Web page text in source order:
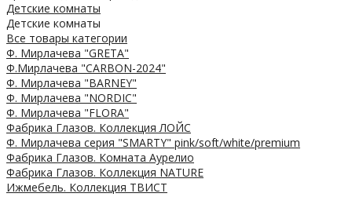
Детские комнаты
Детские комнаты
Все товары категории
Ф. Мирлачева "GRETA"
Ф.Мирлачева "CARBON-2024"
Ф. Мирлачева "BARNEY"
Ф. Мирлачева "NORDIC"
Ф. Мирлачева "FLORA"
Фабрика Глазов. Коллекция ЛОЙС
Ф. Мирлачева серия "SMARTY" pink/soft/white/premium
Фабрика Глазов. Комната Аурелио
Фабрика Глазов. Коллекция NATURE
Ижмебель. Коллекция ТВИСТ